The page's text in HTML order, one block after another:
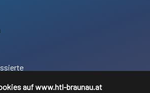
auf www.htl-braunau.at